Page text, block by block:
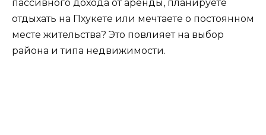
пассивного дохода от аренды, планируете
отдыхать на Пхукете или мечтаете о постоянном
месте жительства? Это повлияет на выбор
района и типа недвижимости.